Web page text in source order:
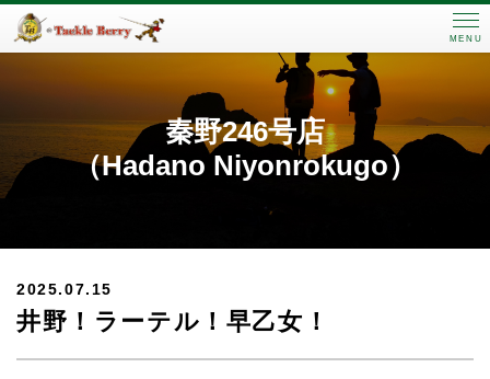
MENU
秦野246号店
（Hadano Niyonrokugo）
2025.07.15
井野！ラーテル！早乙女！